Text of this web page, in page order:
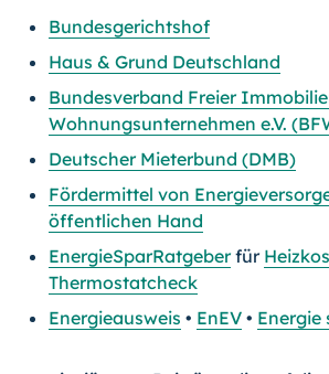
Bundesgerichtshof
Haus & Grund Deutschland
Bundesverband Freier
Wohnungsunternehmen e.V.
Deutscher Mieterbund (DMB)
Fördermittel von
öffentlichen Hand
EnergieSparRatgeberfür
Thermostatcheck
Energieausweis • EnEV • Energie